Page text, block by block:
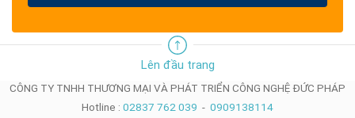
Lên đầu trang
CÔNG TY TNHH THƯƠNG MẠI VÀ PHÁT TRIỂN CÔNG NGHỆ ĐỨC PHÁP
Hotline : 02837 762 039 - 0909138114